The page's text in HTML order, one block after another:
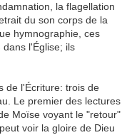
la flagellation
du son corps de la
hymnographie ces
dans l'Église; ils
de l'Écriture: trois de
Le premier des lectures
Moïse voyant le "retour"
voir la gloire de Dieu